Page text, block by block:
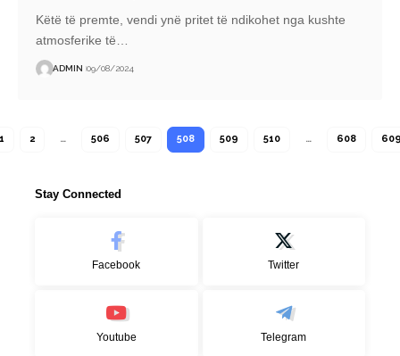
Këtë të premte, vendi ynë pritet të ndikohet nga kushte
atmosferike të
ADMIN 09/08/2024
2 … 506 507 508 509 510 … 608
Stay Connected
Facebook Twitter
Youtube Telegram